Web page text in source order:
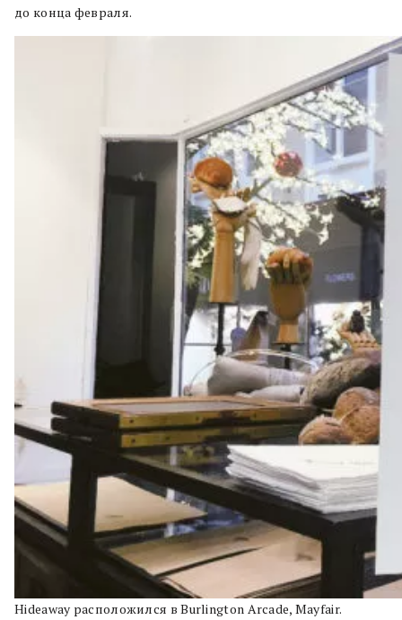
до конца февраля.
Hideaway расположился в Burlington Arcade, Mayfair.